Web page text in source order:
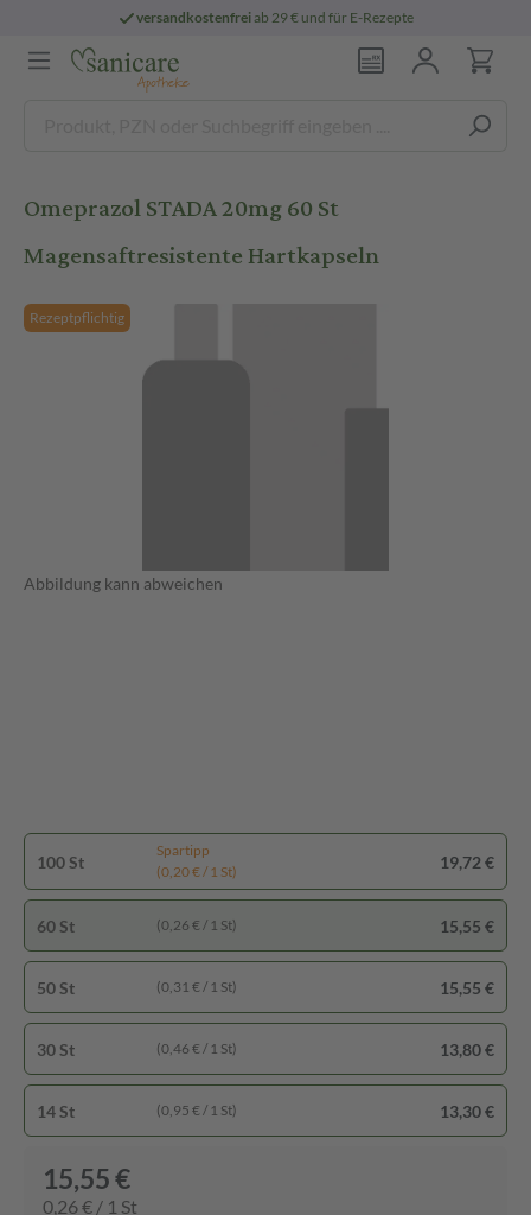
versandkostenfreiab 29 € und für E-Rezepte
Omeprazol STADA 20mg 60 St
Magensaftresistente Hartkapseln
Rezeptpflichtig
Abbildung kann abweichen
100 St
Spartipp
(0,20 € / 1 St)
19,72 €
60 St (0,26 € / 1 St) 15,55 €
50 St (0,31 € / 1 St) 15,55 €
30 St (0,46 € / 1 St) 13,80 €
14 St (0,95 € / 1 St) 13,30 €
15,55 €
0,26 € / 1 St